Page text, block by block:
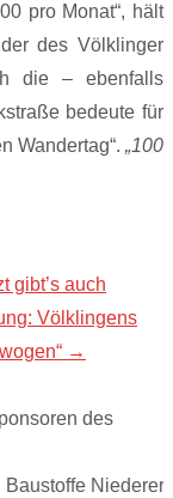
pro Monat“, hält
des Völklinger
die – ebenfalls
bedeute für
Wandertag“. „100
gibt’s auch
Völklingens
→
des
Niederer